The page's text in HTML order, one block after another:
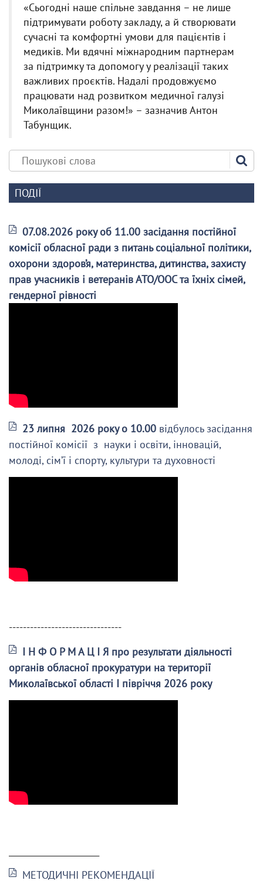
«Сьогодні наше спільне завдання – не лише
підтримувати роботу закладу, а й створювати
сучасні та комфортні умови для пацієнтів і
медиків. Ми вдячні міжнародним партнерам
за підтримку та допомогу у реалізації таких
важливих проєктів. Надалі продовжуємо
працювати над розвитком медичної галузі
Миколаївщини разом!» – зазначив Антон
Табунщик.
ПОДІЇ
07.08.2026 року об 11.00 засідання постійної
комісії обласної ради з питань соціальної політики,
охорони здоров’я, материнства, дитинства, захисту
прав учасників і ветеранів АТО/ООС та їхніх сімей,
гендерної рівності
23 липня 2026 року о 10.00 відбулось засідання
постійної комісії з науки і освіти, інновацій,
молоді, сім’ї і спорту, культури та духовності
--------------------------------
І Н Ф О Р М А Ц І Я про результати діяльності
органів обласної прокуратури на території
Миколаївської області І півріччя 2026 року
МЕТОДИЧНІ РЕКОМЕНДАЦІЇ